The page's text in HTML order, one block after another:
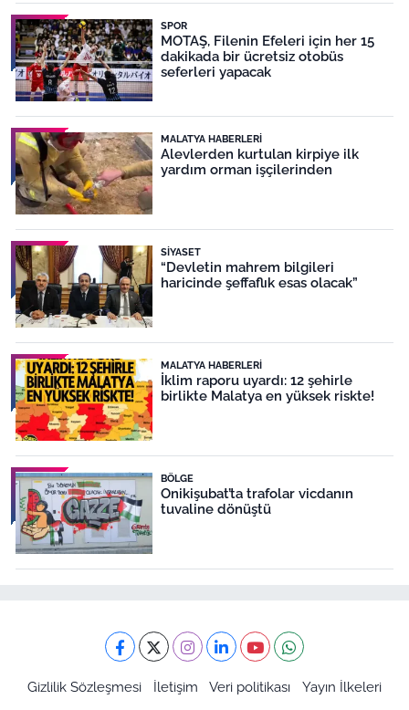
SPOR
MOTAŞ, Filenin Efeleri için her 15
dakikada bir ücretsiz otobüs
seferleri yapacak
MALATYA HABERLERI
Alevlerden kurtulan kirpiye ilk
yardım orman işçilerinden
SIYASET
“Devletin mahrem bilgileri
haricinde şeffaflık esas olacak”
MALATYA HABERLERI
İklim raporu uyardı: 12 şehirle
birlikte Malatya en yüksek riskte!
BÖLGE
Onikişubat’ta trafolar vicdanın
tuvaline dönüştü
Gizlilik Sözleşmesi İletişim Veri politikası Yayın İlkeleri